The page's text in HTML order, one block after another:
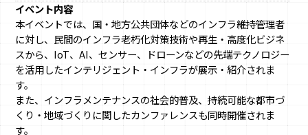
イベント内容
本イベントでは、国・地方公共団体などのインフラ維持管理者
に対し、民間のインフラ老朽化対策技術や再生・高度化ビジネ
スから、IoT、AI、センサー、ドローンなどの先端テクノロジー
を活用したインテリジェント・インフラが展示・紹介されま
す。
また、インフラメンテナンスの社会的普及、持続可能な都市づ
くり・地域づくりに関したカンファレンスも同時開催されま
す。